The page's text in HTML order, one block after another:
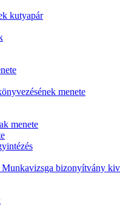
kutyapár
menete
menete
bizonyítvány